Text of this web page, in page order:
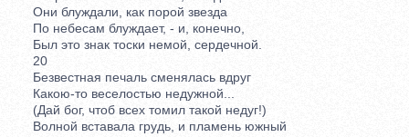
Они блуждали, как порой звезда
По небесам блуждает, - и, конечно,
Был это знак тоски немой, сердечной.
20
Безвестная печаль сменялась вдруг
Какою-то веселостью недужной...
(Дай бог, чтоб всех томил такой недуг!)
Волной вставала грудь, и пламень южный